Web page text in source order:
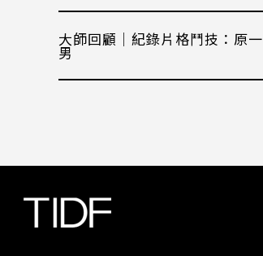
大師回顧│紀錄片格鬥技：原一
男